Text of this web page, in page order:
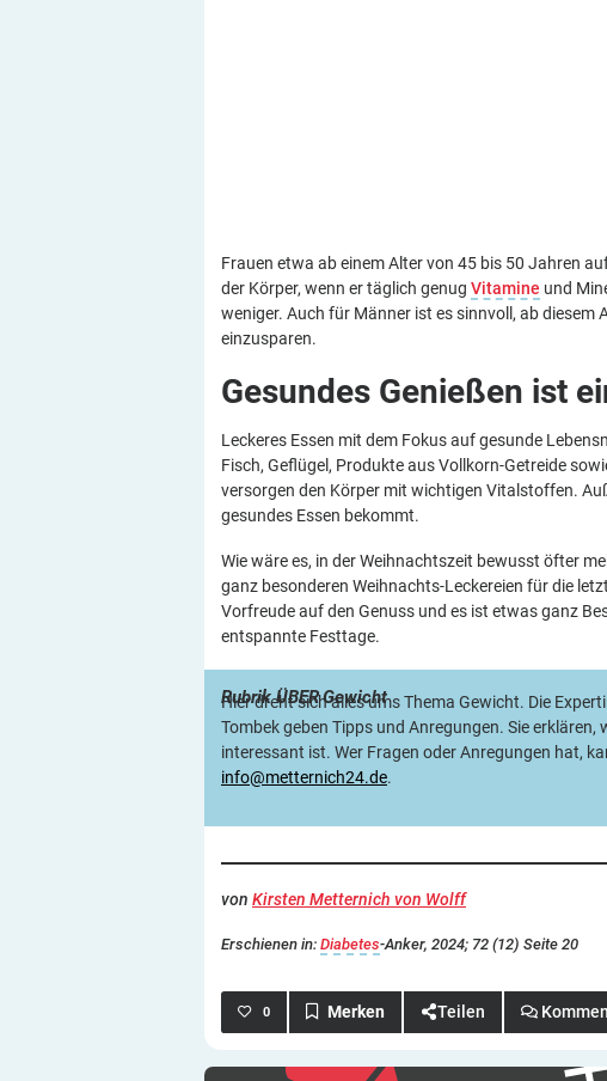
Frauen etwa ab einem Alter von 45 bis 50 Jahren
der Körper, wenn er täglich genug Vitamine und
weniger. Auch für Männer ist es sinnvoll, ab diesem
einzusparen.
Gesundes Genießen ist
Leckeres Essen mit dem Fokus auf gesunde
Fisch, Geflügel, Produkte aus Vollkorn-Getreide
versorgen den Körper mit wichtigen Vitalstoffen.
gesundes Essen bekommt.
Wie wäre es, in der Weihnachtszeit bewusst öfter
ganz besonderen Weihnachts-Leckereien für die
Vorfreude auf den Genuss und es ist etwas ganz
entspannte Festtage.
RubrikÜBERGewicht
Hier dreht sich alles ums Thema Gewicht. Die
Tombek geben Tipps und Anregungen. Sie
interessant ist. Wer Fragen oder Anregungen hat,
info@metternich24.de.
von Kirsten Metternich von Wolff
Erschienen in: Diabetes-Anker, 2024; 72 (12) Seite 20
0 Teilen